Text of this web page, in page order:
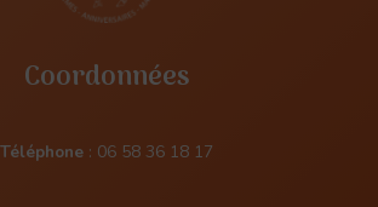
Coordonnées
Téléphone : 06 58 36 18 17